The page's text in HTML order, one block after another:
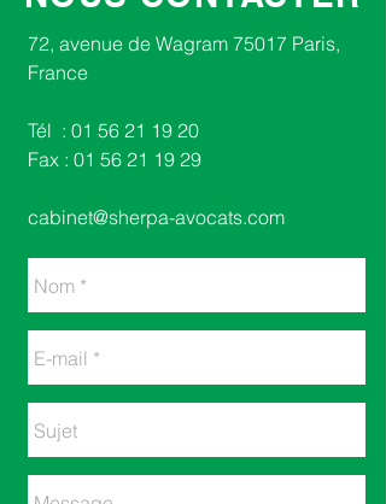
​​72, avenue de Wagram 75017 Paris,
France​
Tél : 01 56 21 19 20
Fax : 01 56 21 19 29
cabinet@sherpa-avocats.com